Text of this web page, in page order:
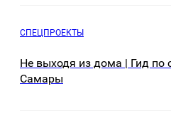
СПЕЦПРОЕКТЫ
Не выходя из дома | Гид по
Самары